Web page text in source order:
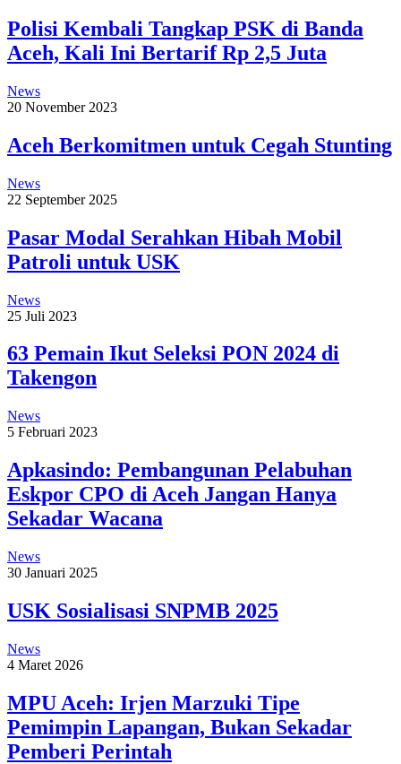
Polisi Kembali Tangkap PSK di Banda
Aceh, Kali Ini Bertarif Rp 2,5 Juta
News
20 November 2023
Aceh Berkomitmen untuk Cegah Stunting
News
22 September 2025
Pasar Modal Serahkan Hibah Mobil
Patroli untuk USK
News
25 Juli 2023
63 Pemain Ikut Seleksi PON 2024 di
Takengon
News
5 Februari 2023
Apkasindo: Pembangunan Pelabuhan
Eskpor CPO di Aceh Jangan Hanya
Sekadar Wacana
News
30 Januari 2025
USK Sosialisasi SNPMB 2025
News
4 Maret 2026
MPU Aceh: Irjen Marzuki Tipe
Pemimpin Lapangan, Bukan Sekadar
Pemberi Perintah